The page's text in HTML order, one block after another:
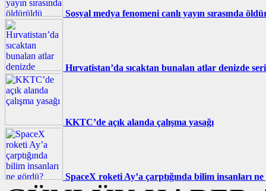
Sosyal medya fenomeni canlı yayın sırasında
Hırvatistan’da sıcaktan bunalan atlar denizde
KKTC’de açık alanda çalışma yasağı
SpaceX roketi Ay’a çarptığında bilim insanları